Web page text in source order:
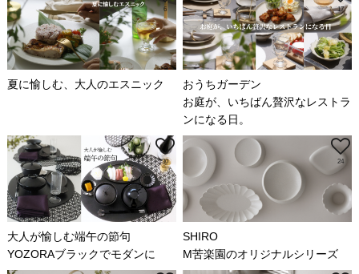
6
夏に愉しむ、大人のエスニック
17
おうちガーデン
お庭が、いちばん贅沢なレストラ
ンになる日。
30
大人が愉しむ端午の節句
YOZORAブラックでモダンに
24
SHIRO
M苦楽園のオリジナルシリーズ